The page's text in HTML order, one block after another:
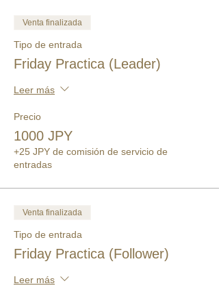
Venta finalizada
Tipo de entrada
Friday Practica (Leader)
Leer más
Precio
1000 JPY
+25 JPY de comisión de servicio de
entradas
Venta finalizada
Tipo de entrada
Friday Practica (Follower)
Leer más